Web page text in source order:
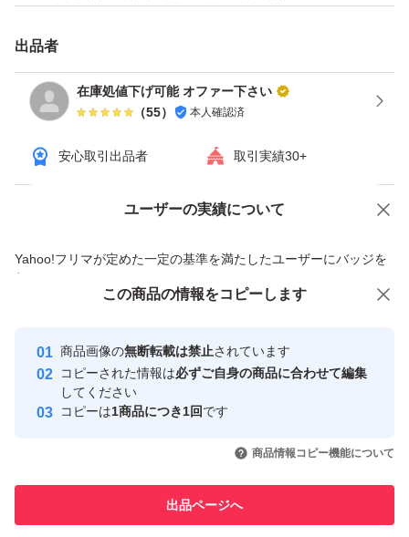
出品者
在庫処値下げ可能 オファー下さい
（55） 本人確認済
安心取引出品者 取引実績30+
ユーザーの実績について
Yahoo!フリマが定めた一定の基準を満たしたユーザーにバッジを
付与しています
安心取引出品者
心・安全なユーザーです
取引実績
引を完了させた実績があります
での取引実績があります
価格の相談 商品への質問
この商品の情報をコピーします
商品画像の無断転載は禁止されています
コピーされた情報は必ずご自身の商品に合わせて編集
してください
コピーは1商品につき1回です
商品情報コピー機能について
出品ページへ
この商品をみている人にオススメ